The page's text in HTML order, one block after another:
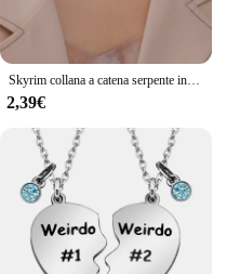
Skyrim collana a catena serpente in acciaio inossidabile per donna uomo colore oro girocollo a spina di pesce catene 2024 gioielli di tendenza regalo caldo
2,39€